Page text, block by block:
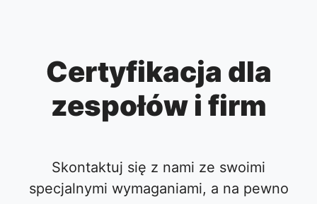
Certyfikacja dla
zespołów i firm
Skontaktuj się z nami ze swoimi
specjalnymi wymaganiami, a na pewno